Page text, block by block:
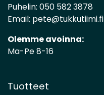
Puhelin: 050 582 3878
Email: pete@tukkutiimi.fi
Olemme avoinna:
Ma-Pe 8-16
Tuotteet